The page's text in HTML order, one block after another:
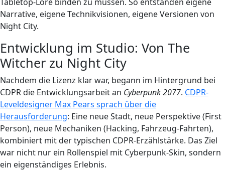
Narrative, eigene Technikvisionen, eigene Versionen von
Night City.
Entwicklung im Studio: Von The
Witcher zu Night City
Nachdem die Lizenz klar war, begann im Hintergrund bei
CDPR die Entwicklungsarbeit an Cyberpunk 2077. CDPR-
Leveldesigner Max Pears sprach über die
Herausforderung: Eine neue Stadt, neue Perspektive (First
Person), neue Mechaniken (Hacking, Fahrzeug-Fahrten),
kombiniert mit der typischen CDPR-Erzählstärke. Das Ziel
war nicht nur ein Rollenspiel mit Cyberpunk-Skin, sondern
ein eigenständiges Erlebnis.